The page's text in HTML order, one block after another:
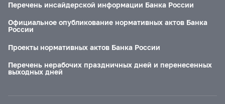
Перечень инсайдерской информации Банка России
Официальное опубликование нормативных актов Банка
России
Проекты нормативных актов Банка России
Перечень нерабочих праздничных дней и перенесенных
выходных дней